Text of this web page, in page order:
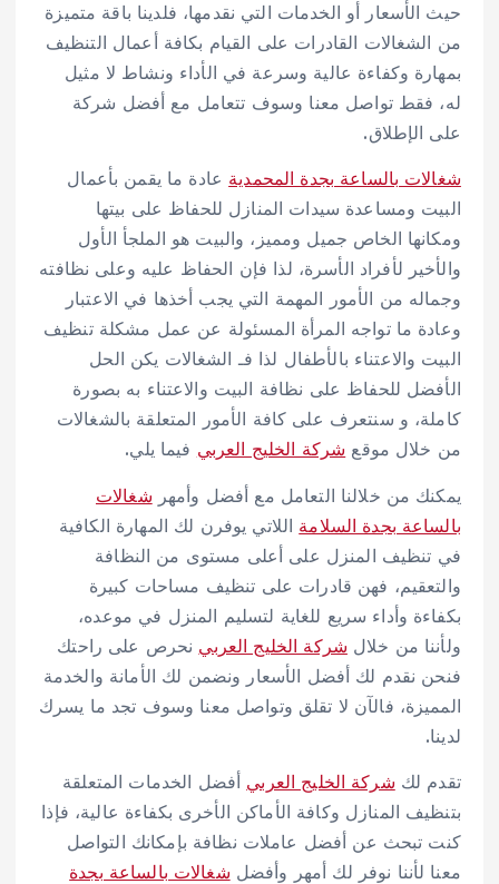
حيث الأسعار أو الخدمات التي نقدمها، فلدينا باقة متميزة
من الشغالات القادرات على القيام بكافة أعمال التنظيف
بمهارة وكفاءة عالية وسرعة في الأداء ونشاط لا مثيل
له، فقط تواصل معنا وسوف تتعامل مع أفضل شركة
على الإطلاق.
شغالات بالساعة بجدة المحمدية عادة ما يقمن بأعمال
البيت ومساعدة سيدات المنازل للحفاظ على بيتها
ومكانها الخاص جميل ومميز، والبيت هو الملجأ الأول
والأخير لأفراد الأسرة، لذا فإن الحفاظ عليه وعلى نظافته
وجماله من الأمور المهمة التي يجب أخذها في الاعتبار
وعادة ما تواجه المرأة المسئولة عن عمل مشكلة تنظيف
البيت والاعتناء بالأطفال لذا فـ الشغالات يكن الحل
الأفضل للحفاظ على نظافة البيت والاعتناء به بصورة
كاملة، و سنتعرف على كافة الأمور المتعلقة بالشغالات
من خلال موقع شركة الخليج العربي فيما يلي.
يمكنك من خلالنا التعامل مع أفضل وأمهر شغالات
بالساعة بجدة السلامة اللاتي يوفرن لك المهارة الكافية
في تنظيف المنزل على أعلى مستوى من النظافة
والتعقيم، فهن قادرات على تنظيف مساحات كبيرة
بكفاءة وأداء سريع للغاية لتسليم المنزل في موعده،
ولأننا من خلال شركة الخليج العربي نحرص على راحتك
فنحن نقدم لك أفضل الأسعار ونضمن لك الأمانة والخدمة
المميزة، فالآن لا تقلق وتواصل معنا وسوف تجد ما يسرك
لدينا.
تقدم لك شركة الخليج العربي أفضل الخدمات المتعلقة
بتنظيف المنازل وكافة الأماكن الأخرى بكفاءة عالية، فإذا
كنت تبحث عن أفضل عاملات نظافة بإمكانك التواصل
معنا لأننا نوفر لك أمهر وأفضل شغالات بالساعة بجدة